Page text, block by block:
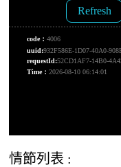
情節列表 :